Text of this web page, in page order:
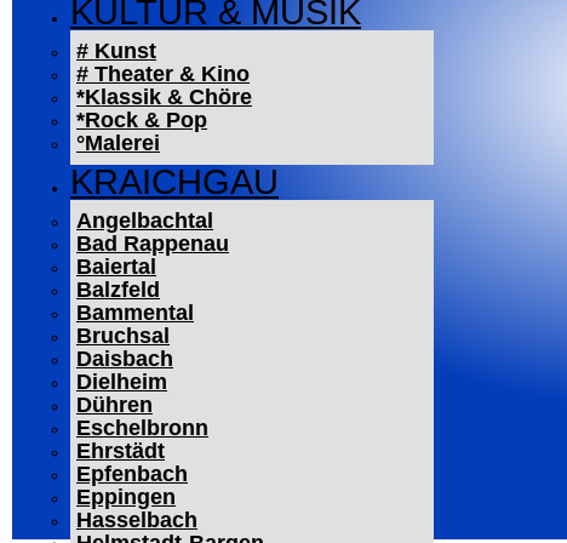
KULTUR & MUSIK
# Kunst
# Theater & Kino
*Klassik & Chöre
*Rock & Pop
°Malerei
KRAICHGAU
Angelbachtal
Bad Rappenau
Baiertal
Balzfeld
Bammental
Bruchsal
Daisbach
Dielheim
Dühren
Eschelbronn
Ehrstädt
Epfenbach
Eppingen
Hasselbach